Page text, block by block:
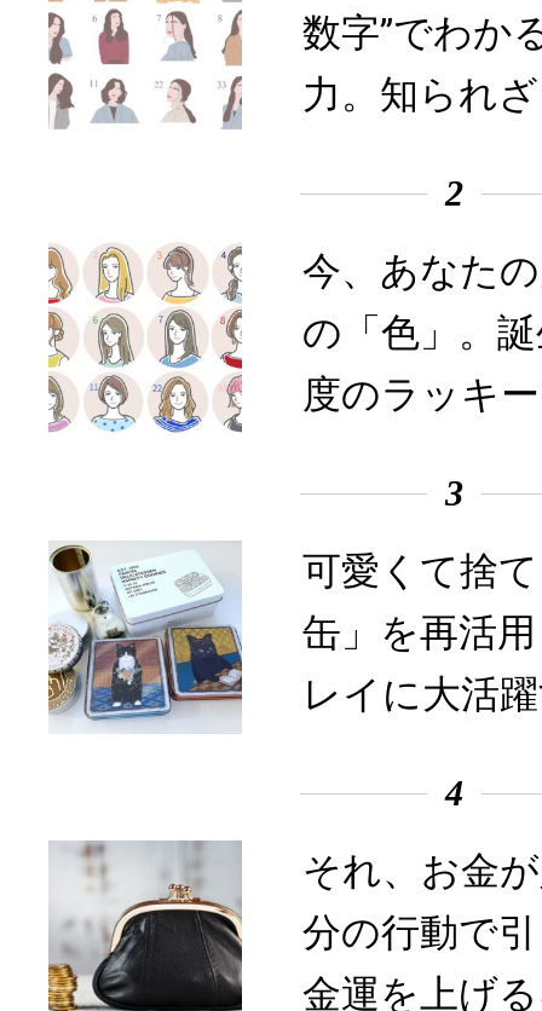
数字”でわか
力。知られ
2
今、あなた
の「色」。
度のラッキ
3
可愛くて捨
缶」を再活
レイに大活
4
それ、お金
分の行動で
金運を上げ